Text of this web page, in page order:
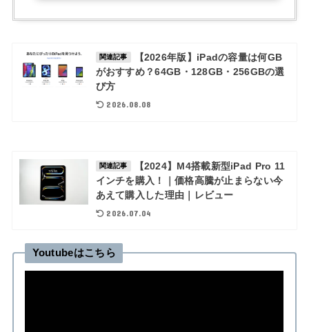
関連記事
【2026年版】iPadの容量は何GB
がおすすめ？64GB・128GB・256GBの選
び方
2026.08.08
関連記事
【2024】M4搭載新型iPad Pro 11
インチを購入！｜価格高騰が止まらない今
あえて購入した理由｜レビュー
2026.07.04
Youtubeはこちら